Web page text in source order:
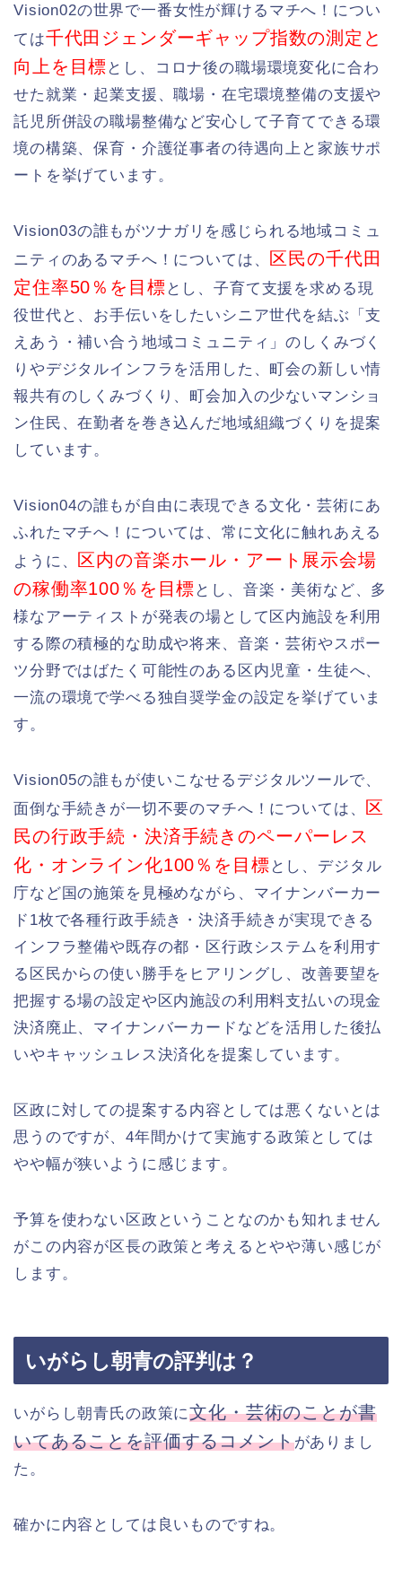
Vision02の世界で一番女性が輝けるマチへ！につい
ては千代田ジェンダーギャップ指数の測定と
向上を目標 とし、コロナ後の職場環境変化に合わ
せた就業・起業支援、職場・在宅環境整備の支援や
託児所併設の職場整備など安心して子育てできる環
境の構築、保育・介護従事者の待遇向上と家族サポ
ートを挙げています。
Vision03の誰もがツナガリを感じられる地域コミュ
ニティのあるマチへ！については、 区民の千代田
定住率50％を目標 とし、子育て支援を求める現
役世代と、お手伝いをしたいシニア世代を結ぶ「支
えあう・補い合う地域コミュニティ」のしくみづく
りやデジタルインフラを活用した、町会の新しい情
報共有のしくみづくり、町会加入の少ないマンショ
ン住民、在勤者を巻き込んだ地域組織づくりを提案
しています。
Vision04の誰もが自由に表現できる文化・芸術にあ
ふれたマチへ！については、常に文化に触れあえる
ように、 区内の音楽ホール・アート展示会場
の稼働率100％を目標 とし、音楽・美術など、多
様なアーティストが発表の場として区内施設を利用
する際の積極的な助成や将来、音楽・芸術やスポー
ツ分野ではばたく可能性のある区内児童・生徒へ、
一流の環境で学べる独自奨学金の設定を挙げていま
す。
Vision05の誰もが使いこなせるデジタルツールで、
面倒な手続きが一切不要のマチへ！については、 区
民の行政手続・決済手続きのペーパーレス
化・オンライン化100％を目標 とし、デジタル
庁など国の施策を見極めながら、マイナンバーカー
ド1枚で各種行政手続き・決済手続きが実現できる
インフラ整備や既存の都・区行政システムを利用す
る区民からの使い勝手をヒアリングし、改善要望を
把握する場の設定や区内施設の利用料支払いの現金
決済廃止、マイナンバーカードなどを活用した後払
いやキャッシュレス決済化を提案しています。
区政に対しての提案する内容としては悪くないとは
思うのですが、4年間かけて実施する政策としては
やや幅が狭いように感じます。
予算を使わない区政ということなのかも知れません
がこの内容が区長の政策と考えるとやや薄い感じが
します。
いがらし朝青の評判は？
いがらし朝青氏の政策に文化・芸術のことが書
いてあることを評価するコメントがありまし
た。
確かに内容としては良いものですね。